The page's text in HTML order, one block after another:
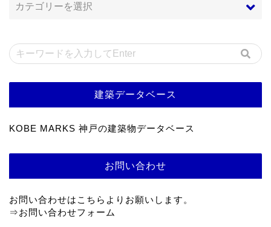
建築データベース
KOBE MARKS 神戸の建築物データベース
お問い合わせ
お問い合わせはこちらよりお願いします。
⇒お問い合わせフォーム